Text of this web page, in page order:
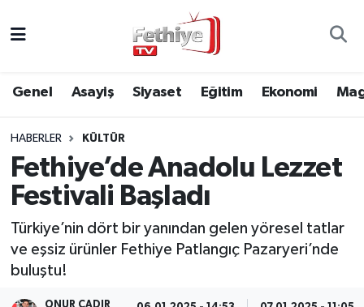
Genel Asayiş Siyaset Eğitim Ekonomi
HABERLER KÜLTÜR
Fethiye’de Anadolu Lezzet
Festivali Başladı
Türkiye’nin dört bir yanından gelen yöresel tatlar
ve eşsiz ürünler Fethiye Patlangıç Pazaryeri’nde
buluştu!
Asayiş
Eğitim
Ekonomi
Kültür
Muğla Hava Durumu
Muğla Namaz Vakitleri
Muğla Trafik Yoğunluk Haritası
Süper Lig Puan Durumu ve Fikstür
Tüm Manşetler